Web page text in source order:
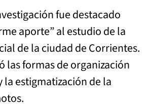
fue destacado
aporte” al estudio de la
de la ciudad de Corrientes.
las formas de organización
la estigmatización de la